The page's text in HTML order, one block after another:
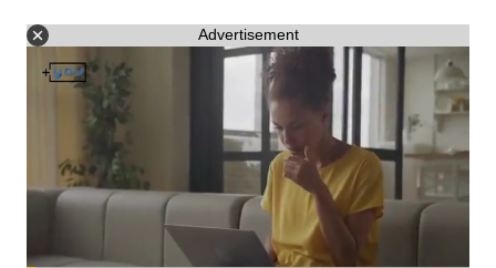
Advertisement